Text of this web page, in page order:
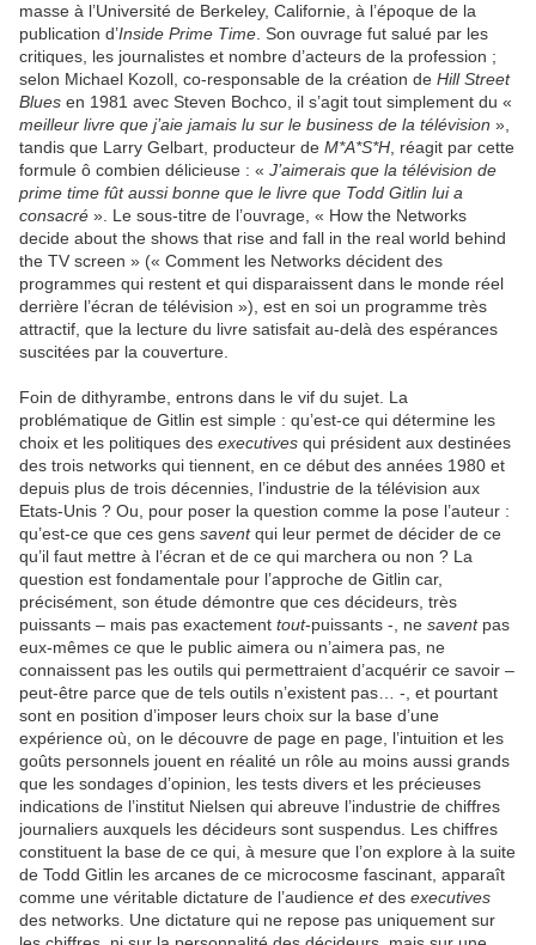
masse à l’Université de Berkeley, Californie, à l’époque de la
publication d’Inside Prime Time . Son ouvrage fut salué par les
critiques, les journalistes et nombre d’acteurs de la profession ;
selon Michael Kozoll, co-responsable de la création de Hill Street
Blues en 1981 avec Steven Bochco, il s’agit tout simplement du «
meilleur livre que j’aie jamais lu sur le business de la télévision »,
tandis que Larry Gelbart, producteur de M*A*S*H , réagit par cette
formule ô combien délicieuse : « J’aimerais que la télévision de
prime time fût aussi bonne que le livre que Todd Gitlin lui a
consacré ». Le sous-titre de l’ouvrage, « How the Networks
decide about the shows that rise and fall in the real world behind
the TV screen » (« Comment les Networks décident des
programmes qui restent et qui disparaissent dans le monde réel
derrière l’écran de télévision »), est en soi un programme très
attractif, que la lecture du livre satisfait au-delà des espérances
suscitées par la couverture.
Foin de dithyrambe, entrons dans le vif du sujet. La
problématique de Gitlin est simple : qu’est-ce qui détermine les
choix et les politiques des executives qui président aux destinées
des trois networks qui tiennent, en ce début des années 1980 et
depuis plus de trois décennies, l’industrie de la télévision aux
Etats-Unis ? Ou, pour poser la question comme la pose l’auteur :
qu’est-ce que ces gens saventqui leur permet de décider de ce
qu’il faut mettre à l’écran et de ce qui marchera ou non ? La
question est fondamentale pour l’approche de Gitlin car,
précisément, son étude démontre que ces décideurs, très
puissants – mais pas exactement tout-puissants -, ne saventpas
eux-mêmes ce que le public aimera ou n’aimera pas, ne
connaissent pas les outils qui permettraient d’acquérir ce savoir –
peut-être parce que de tels outils n’existent pas… -, et pourtant
sont en position d’imposer leurs choix sur la base d’une
expérience où, on le découvre de page en page, l’intuition et les
goûts personnels jouent en réalité un rôle au moins aussi grands
que les sondages d’opinion, les tests divers et les précieuses
indications de l’institut Nielsen qui abreuve l’industrie de chiffres
journaliers auxquels les décideurs sont suspendus. Les chiffres
constituent la base de ce qui, à mesure que l’on explore à la suite
de Todd Gitlin les arcanes de ce microcosme fascinant, apparaît
comme une véritable dictature de l’audience etdes executives
des networks. Une dictature qui ne repose pas uniquement sur